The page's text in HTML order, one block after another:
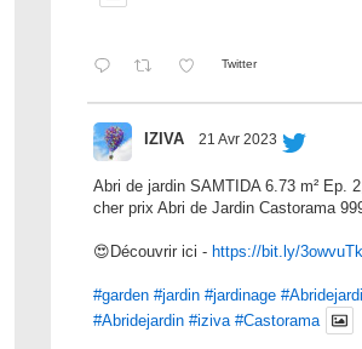
Twitter
IZIVA 21 Avr 2023
Abri de jardin SAMTIDA 6.73 m² Ep.
cher prix Abri de Jardin Castorama
😍Découvrir ici - https://bit.ly/3owvuTk
#garden #jardin #jardinage
#Abridejardin #iziva #Castorama